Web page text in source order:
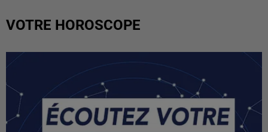
VOTRE HOROSCOPE